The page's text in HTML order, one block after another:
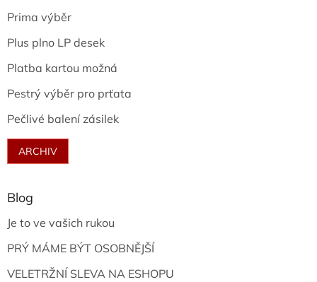
Prima výběr
Plus plno LP desek
Platba kartou možná
Pestrý výběr pro prťata
Pečlivé balení zásilek
ARCHIV
Blog
Je to ve vašich rukou
PRÝ MÁME BÝT OSOBNĚJŠÍ
VELETRŽNÍ SLEVA NA ESHOPU